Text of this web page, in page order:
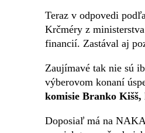
Teraz v odpovedi
Krčméry z
financií. Zastával aj
Zaujímavé tak nie sú
výberovom konaní
komisie Branko
Doposiaľ má na